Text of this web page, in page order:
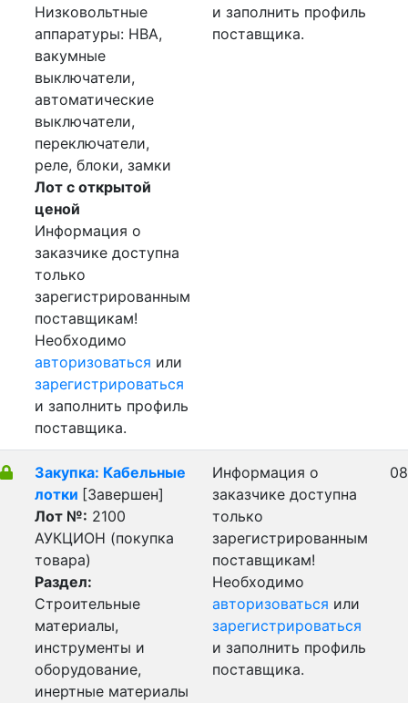
Низковольтные
аппаратуры: НВА,
вакумные
выключатели,
автоматические
выключатели,
переключатели,
реле, блоки, замки
Лот с открытой
ценой
Информация о
заказчике доступна
только
зарегистрированным
поставщикам!
Необходимо
авторизоваться или
зарегистрироваться
и заполнить профиль
поставщика.
и заполнить профиль
поставщика.
Закупка: Кабельные
лотки [Завершен]
Лот №: 2100
АУКЦИОН (покупка
товара)
Раздел:
Строительные
материалы,
инструменты и
оборудование,
инертные материалы
Информация о
заказчике доступна
только
зарегистрированным
поставщикам!
Необходимо
авторизоваться или
зарегистрироваться
и заполнить профиль
поставщика.